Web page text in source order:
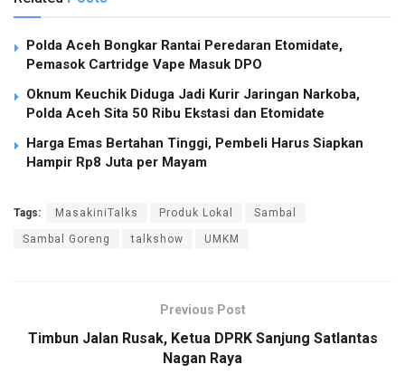
Polda Aceh Bongkar Rantai Peredaran Etomidate,
Pemasok Cartridge Vape Masuk DPO
Oknum Keuchik Diduga Jadi Kurir Jaringan Narkoba,
Polda Aceh Sita 50 Ribu Ekstasi dan Etomidate
Harga Emas Bertahan Tinggi, Pembeli Harus Siapkan
Hampir Rp8 Juta per Mayam
Tags: MasakiniTalks Produk Lokal Sambal
Sambal Goreng talkshow UMKM
Previous Post
Timbun Jalan Rusak, Ketua DPRK Sanjung Satlantas
Nagan Raya